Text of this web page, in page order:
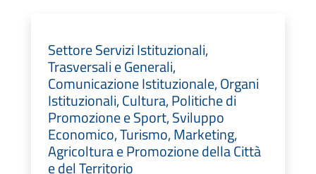
Settore Servizi Istituzionali,
Trasversali e Generali,
Comunicazione Istituzionale, Organi
Istituzionali, Cultura, Politiche di
Promozione e Sport, Sviluppo
Economico, Turismo, Marketing,
Agricoltura e Promozione della Città
e del Territorio